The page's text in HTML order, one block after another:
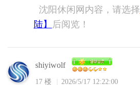
沈阳休闲网内容，请选择
陆】
后阅览！
shiyiwolf
17 楼 2026/5/17 12:22:00